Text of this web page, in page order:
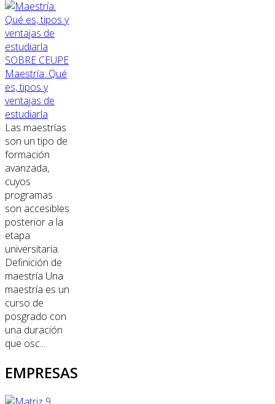
SOBRE CEUPE
Maestría: Qué
es, tipos y
ventajas de
estudiarla
Las maestrías
son un tipo de
formación
avanzada,
cuyos
programas
son accesibles
posterior a la
etapa
universitaria.
Definición de
maestría Una
maestría es un
curso de
posgrado con
una duración
que osc...
EMPRESAS